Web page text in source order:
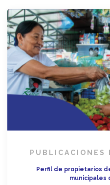
PUBLICACIONES
Perfil de propietarios
municipales